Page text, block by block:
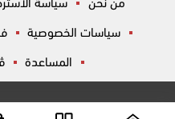
سياسات الخصوصية
المساعدة
تواصل معانا